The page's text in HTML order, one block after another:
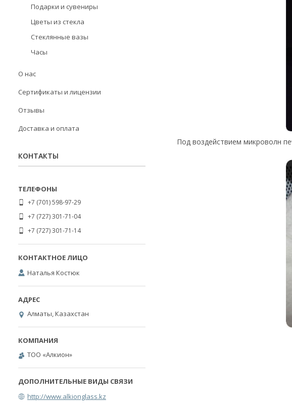
Под воздействием микроволн
Подарки и сувениры
Цветы из стекла
Стеклянные вазы
Часы
О нас
Сертификаты и лицензии
Отзывы
Доставка и оплата
КОНТАКТЫ
+7 (701) 598-97-29
+7 (727) 301-71-04
+7 (727) 301-71-14
Наталья Костюк
Алматы, Казахстан
ТОО «Алкион»
http://www.alkionglass.kz